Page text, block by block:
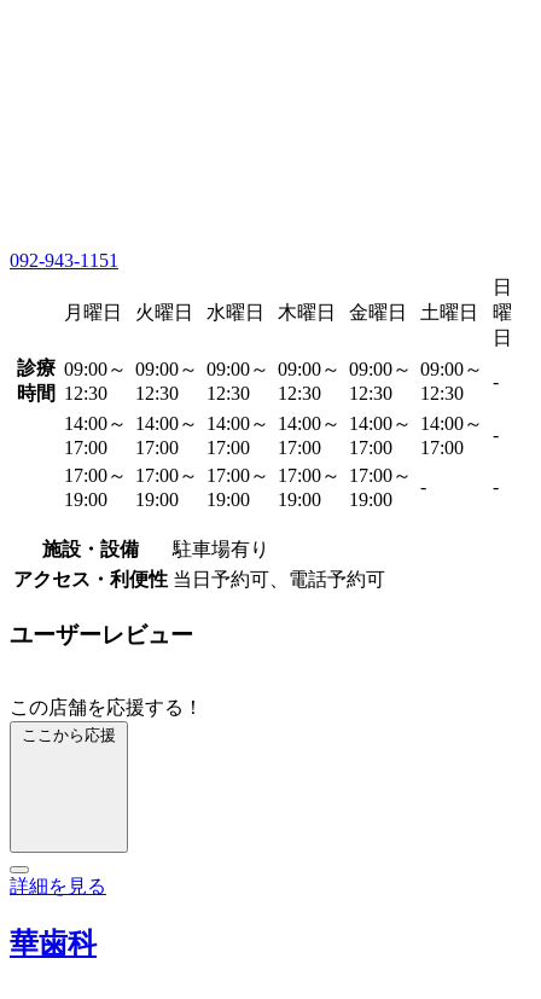
092-943-1151
月曜日 火曜日 水曜日 木曜日 金曜日 土曜日
日
曜
日
診療
時間
09:00～
12:30
09:00～
12:30
09:00～
12:30
09:00～
12:30
09:00～
12:30
09:00～
12:30
-
14:00～
17:00
14:00～
17:00
14:00～
17:00
14:00～
17:00
14:00～
17:00
14:00～
17:00
-
17:00～
19:00
17:00～
19:00
17:00～
19:00
17:00～
19:00
17:00～
19:00
- -
施設・設備
駐車場有り
アクセス・利便性 当日予約可、電話予約可
ユーザーレビュー
この店舗を応援する！
ここから応援
詳細を見る
華歯科